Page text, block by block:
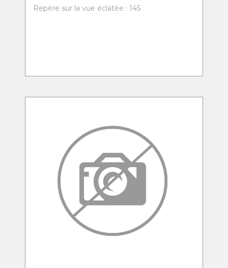
Repère sur la vue éclatée : 145